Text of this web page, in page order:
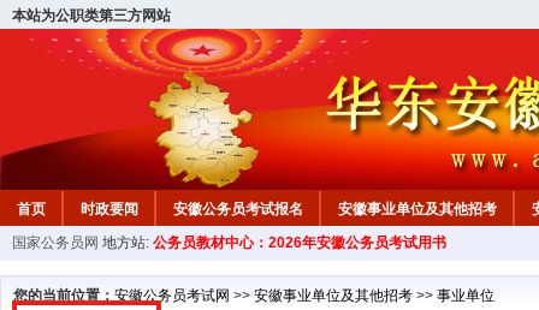
本站为公职类第三方网站
首页 时政要闻 安徽公务员考试报名 安徽事业单位及其他招考
安徽公务员行测试题 在线咨询 教材中心
国家公务员网 地方站: 公务员教材中心：2026年安徽公务员考试用书
您的当前位置： 安徽公务员考试网 >> 安徽事业单位及其他招考 >> 事业单位